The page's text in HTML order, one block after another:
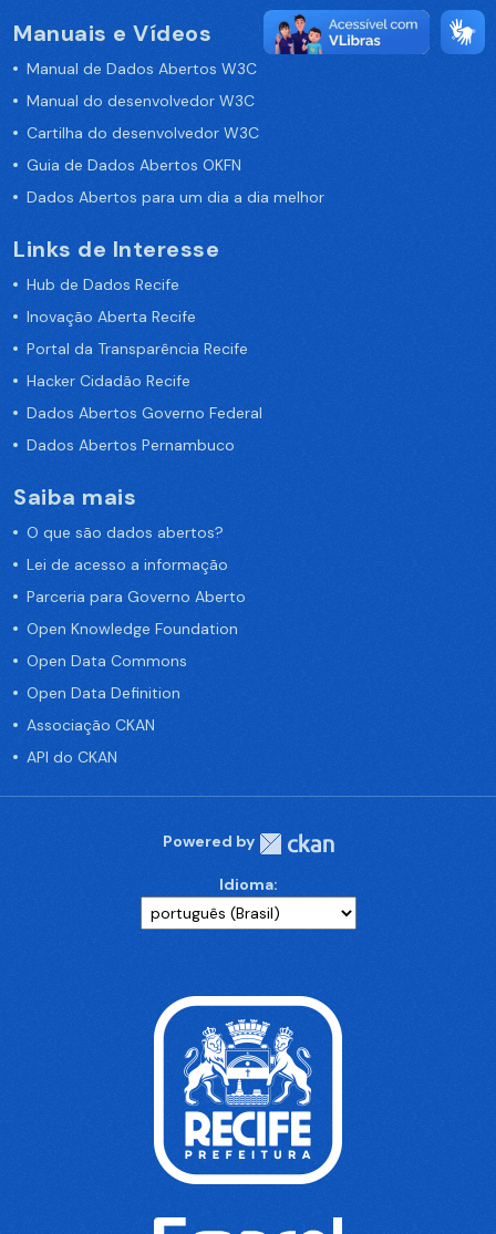
Manuais e Vídeos
Manual de Dados Abertos W3C
Manual do desenvolvedor W3C
Cartilha do desenvolvedor W3C
Guia de Dados Abertos OKFN
Dados Abertos para um dia a dia melhor
Links de Interesse
Hub de Dados Recife
Inovação Aberta Recife
Portal da Transparência Recife
Hacker Cidadão Recife
Dados Abertos Governo Federal
Dados Abertos Pernambuco
Saiba mais
O que são dados abertos?
Lei de acesso a informação
Parceria para Governo Aberto
Open Knowledge Foundation
Open Data Commons
Open Data Definition
Associação CKAN
API do CKAN
Powered by
Idioma